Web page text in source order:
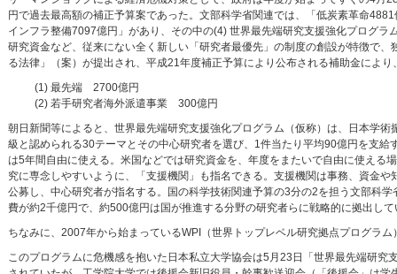
円で過去最高額の補正予算案であった。文部科学省関連では、「低炭素革命
インフラ整備7097億円」があり、その中の(4) 世界最先端研究支援強化プログ
研究資金など、従来にない全く新しい「研究者最優先」の制度の創設が特徴で
る法律」（案）が提出され、平成21年度補正予算により公布される補助金によ
(1) 最先端 2700億円
(2) 若手研究者海外派遣事業 300億円
朝日新聞等によると、世界最先端研究支援強化プログラム（仮称）は、日本学
級と認められる30テーマとその中心研究者を選び、1件当たり平均90億円を支
は5年間自由に使える。米国などでは研究資金を、年度をまたいで自由に使え
究に専念しやすいように、「支援機関」も指名できる。支援機関は事務、資金
公募し、中心研究者が指名する。国の科学技術関連予算の3分の2を担う文部科
費が約2千億円で、約500億円は国が推進する分野の研究者らに戦略的に拠出し
ちなみに、2007年から始まっているWPI（世界トップレベル研究拠点プログラ
このプログラムに危機感を抱いた日本私立大学協会は5月23日「世界最先端研